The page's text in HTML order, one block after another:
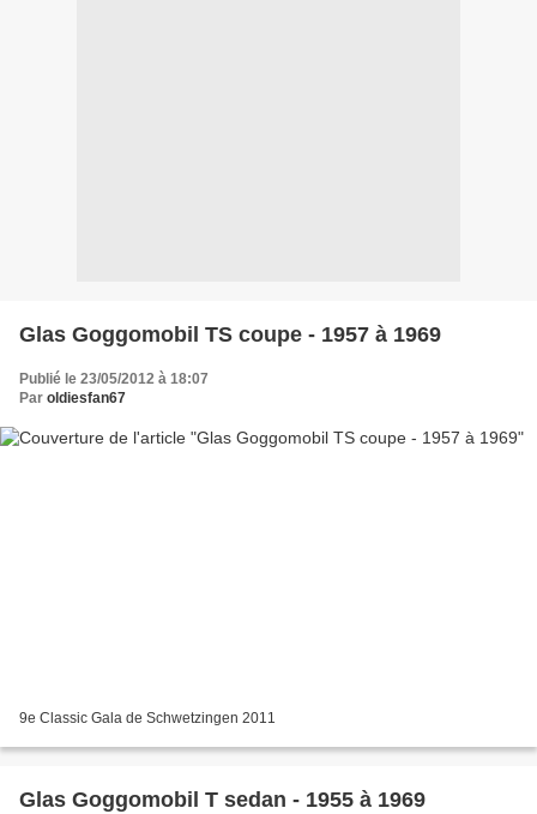
Glas Goggomobil TS coupe - 1957 à 1969
Publié le 23/05/2012 à 18:07
Par oldiesfan67
9e Classic Gala de Schwetzingen 2011
Glas Goggomobil T sedan - 1955 à 1969